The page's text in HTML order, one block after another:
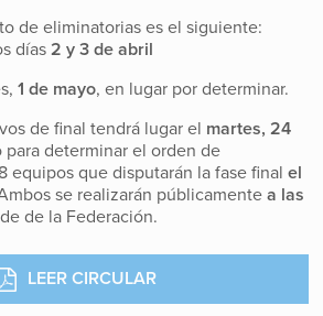
de eliminatorias es el siguiente:
días2 y 3 de abril
1 de mayo, en lugar por determinar.
de final tendrá lugar el martes, 24
para determinar el orden de
equipos que disputarán la fase finalel
se realizarán públicamentea las
de la Federación.
LEER CIRCULAR